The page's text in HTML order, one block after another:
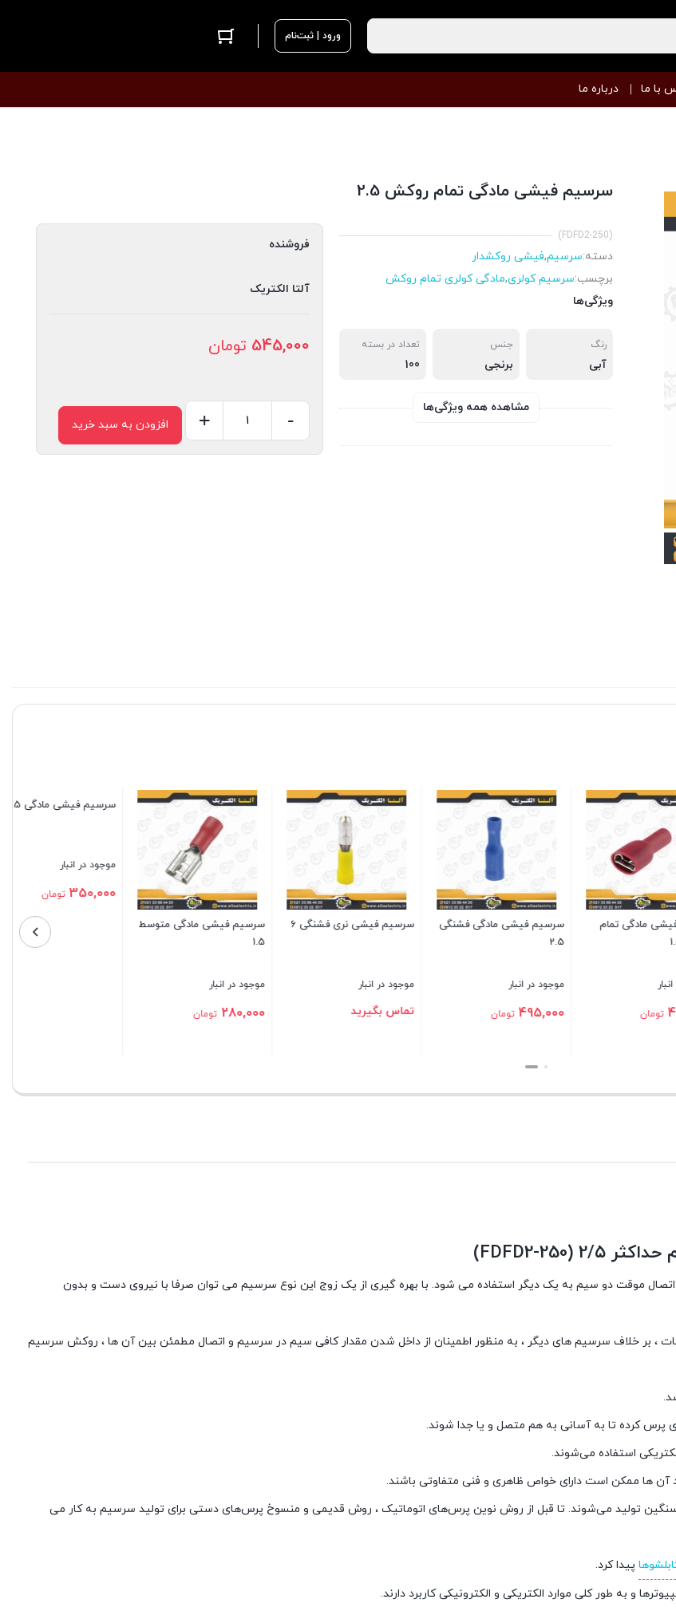
ورود | ثبت‌نام
با ما درباره ما
سرسیم فیشی مادگی تمام روکش 2.5
(FDFD2-250)
دسته:سرسیم,فیشی روکشدار
برچسب:سرسیم کولری,مادگی کولری تمام روکش
ویژگی‌ها
رنگ
آبی
جنس
برنجی
تعداد در بسته
100
مشاهده همه ویژگی‌ها
فروشنده
آلتا الکتریک
545,000 تومان
فیشی
-
+ افزودن به سبد خرید
فشنگی
سرسیم فیشی نری فشنگی 6
موجود در انبار
تماس بگیرید
سرسیم فیشی مادگی متوسط
موجود در انبار
280,000 تومان
سرسیم فیشی مادگی 1.5
موجود در انبار
350,000 تومان
سرسیم فیشی نری فشنگی 1.5
های فیشی نری جهت اتصال موقت دو سیم به یک دیگر استفاده می شود. با بهره گیری از یک زوج این نوع سرسیم می توان صرفا با نیروی دست و بدون
، بر خلاف سرسیم های دیگر ، به منظور اطمینان از داخل شدن مقدار کافی سیم در سرسیم و اتصال مطمئن بین آن ها ، روکش سرسیم
پرس کرده تا به آسانی به هم متصل و یا جدا شوند.
استفاده می‌شوند.
آن ها ممکن است دارای خواص ظاهری و فنی متفاوتی باشند.
تولید می‌شوند. تا قبل از روش نوین پرس‌های اتوماتیک ، روش قدیمی و منسوخ پرس‌های دستی برای تولید سرسیم به کار می
پیدا کرد.
و به طور کلی موارد الکتریکی و الکترونیکی کاربرد دارند.